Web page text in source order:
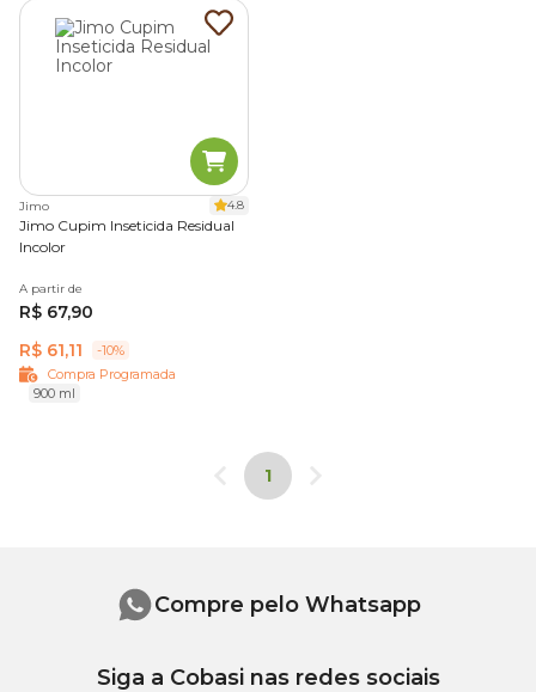
Jimo 4.8
Jimo Cupim Inseticida Residual
Incolor
A partir de
R$ 67,90
R$ 61,11
-10%
Compra Programada
900 ml
1
Compre pelo Whatsapp
Siga a Cobasi nas redes sociais